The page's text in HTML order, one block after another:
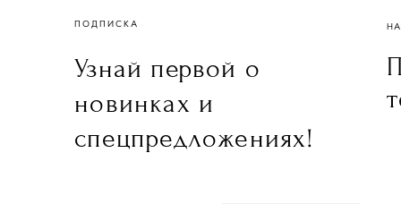
ПОДПИСКА
Узнай первой о
новинках и
спецпредложениях!